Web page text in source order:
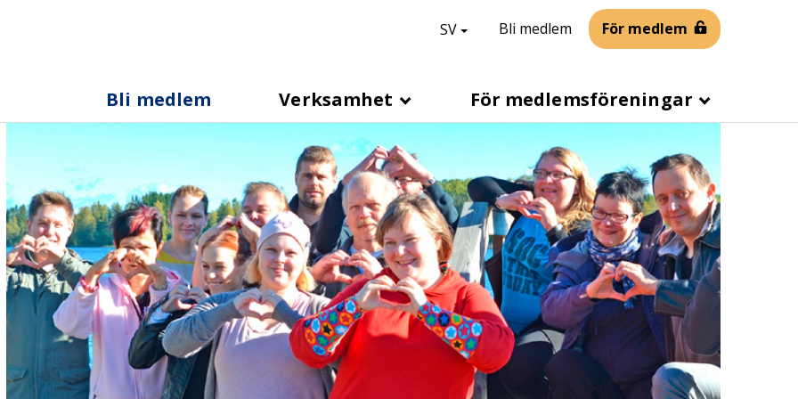
SV svenska,
Byt språk
a
d
r
l
i
n
k
s
s
v
Bli medlem För medlem
Bli medlem Verksamhet För medlemsföreningar